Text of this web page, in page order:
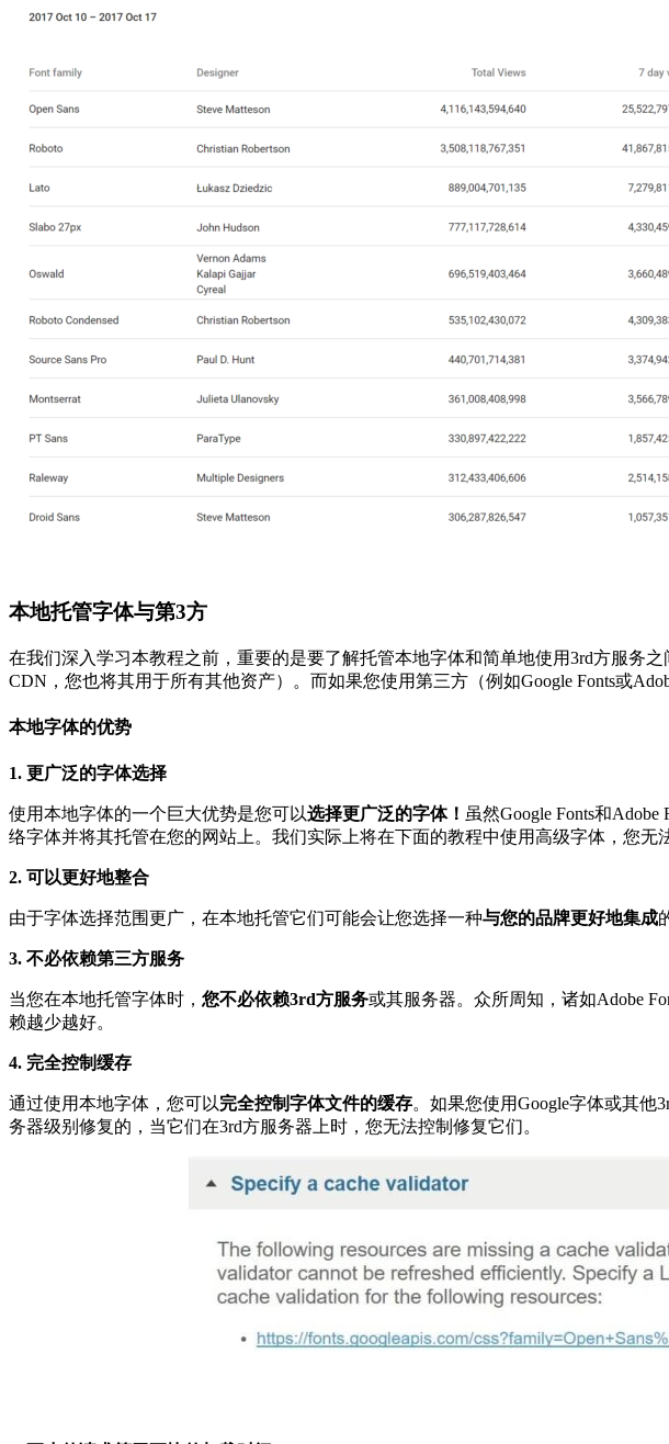
本地托管字体与第3方
在我们深入学习本教程之前，重要的是要了解托管本地字体和简单地使用3rd方服务
CDN，您也将其用于所有其他资产）。而如果您使用第三方（例如Google Fonts或
本地字体的优势
1. 更广泛的字体选择
使用本地字体的一个巨大优势是您可以选择更广泛的字体！ 虽然Google Fonts和
络字体并将其托管在您的网站上。我们实际上将在下面的教程中使用高级字体，您无
2. 可以更好地整合
由于字体选择范围更广，在本地托管它们可能会让您选择一种与您的品牌更好地集成
3. 不必依赖第三方服务
当您在本地托管字体时， 您不必依赖3rd方服务或其服务器。众所周知，诸如Adob​​e
赖越少越好。
4. 完全控制缓存
通过使用本地字体，您可以完全控制字体文件的缓存。如果您使用Google字体或其他
务器级别修复的，当它们在3rd方服务器上时，您无法控制修复它们。